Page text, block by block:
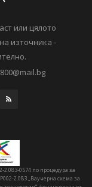
или цялото
източника -
2.083-0574 по процедура за
2.083 „Ваучерна схема за